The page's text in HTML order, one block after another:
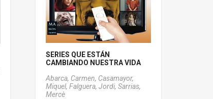
SERIES QUE ESTÁN
CAMBIANDO NUESTRA VIDA
Abarca, Carmen, Casamayor,
Miquel, Falguera, Jordi, Sarrias,
Mercè